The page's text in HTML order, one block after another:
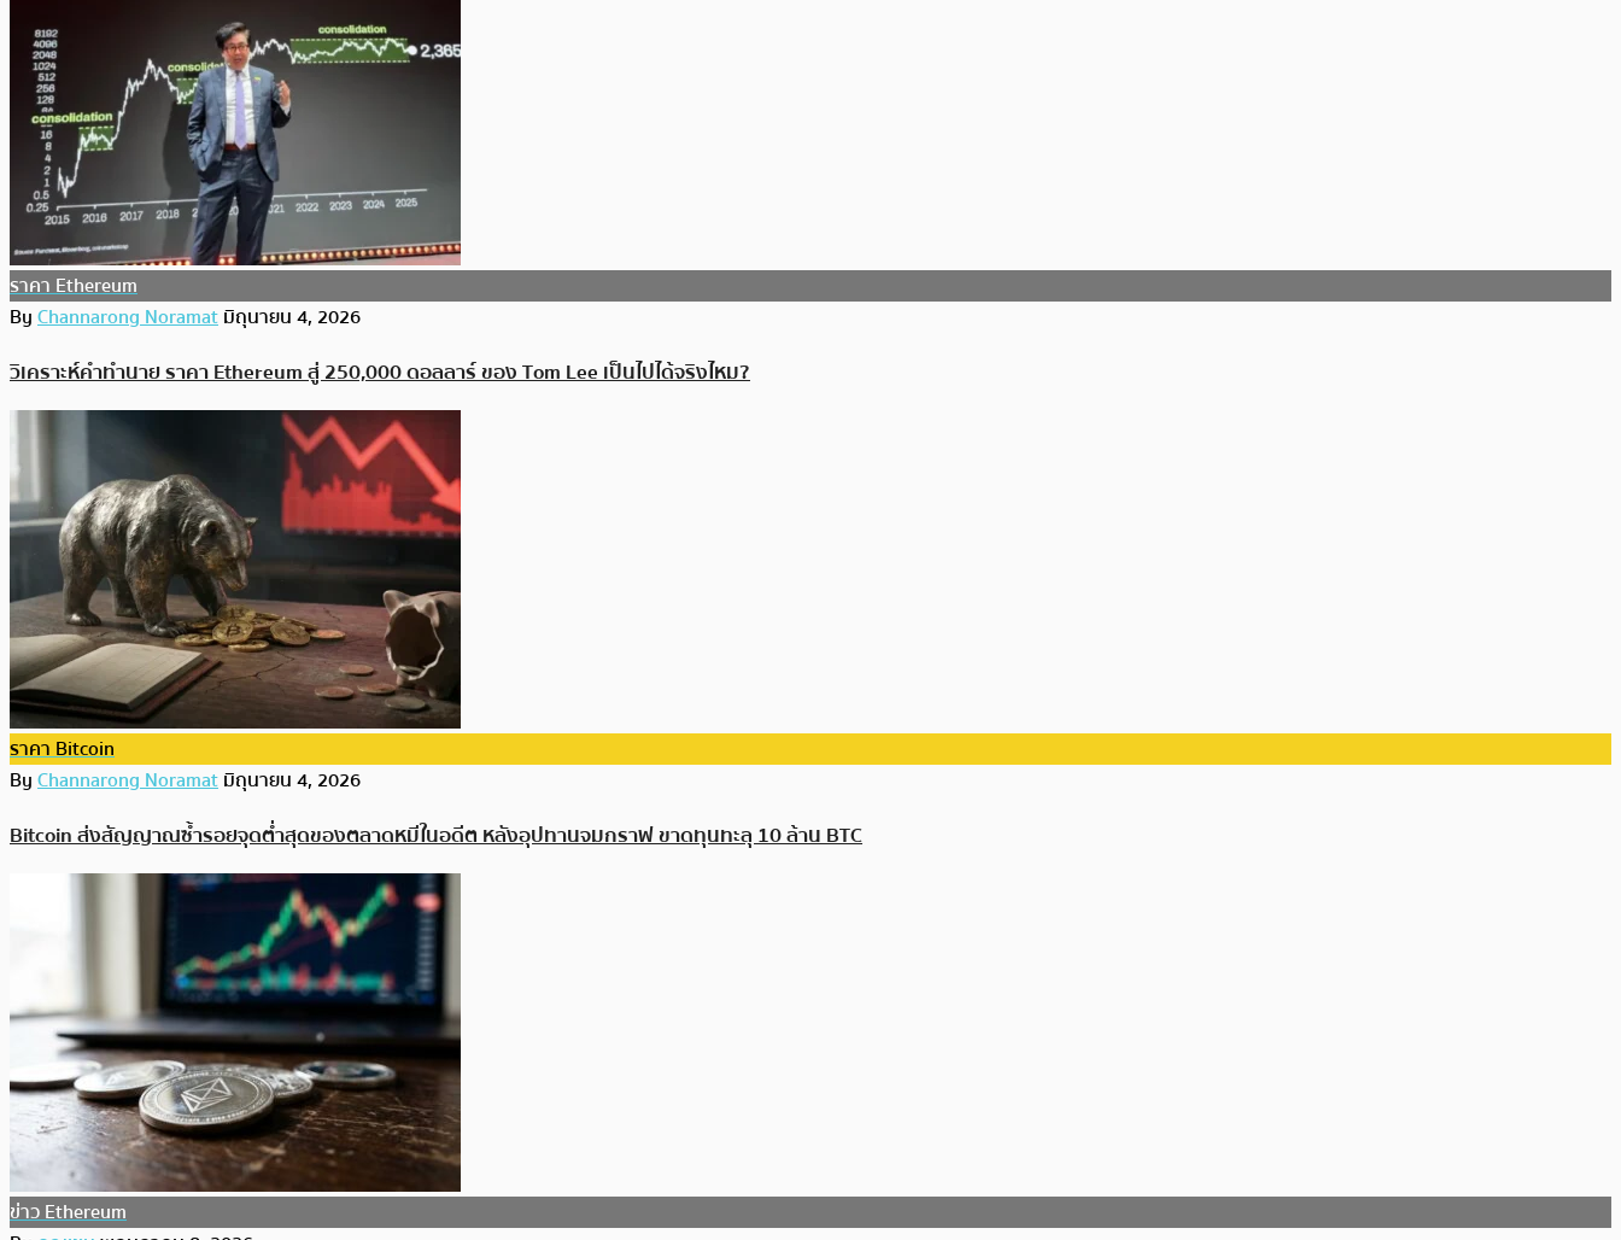
ราคา Ethereum
ByChannarong Noramatมิถุนายน 4, 2026
วิเคราะห์คำทำนาย ราคา Ethereum สู่ 250,000 ดอลลาร์ ของ Tom Lee เป็นไปได้จริงไหม?
ราคา Bitcoin
ByChannarong Noramatมิถุนายน 4, 2026
Bitcoin ส่งสัญญาณซ้ำรอยจุดต่ำสุดของตลาดหมีในอดีต หลังอุปทานจมกราฟ ขาดทุนทะลุ 10 ล้าน BTC
ข่าว Ethereum